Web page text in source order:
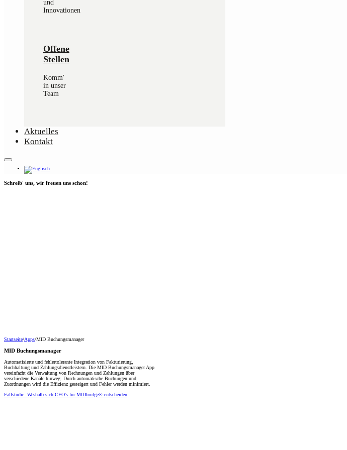
und
Innovationen
Offene
Stellen
Komm'
in unser
Team
Aktuelles
Kontakt
Schreib' uns, wir freuen uns schon!
Startseite/Apps/MID Buchungs­manager
MID Buchungs­manager
Automatisierte und fehlertolerante Integration von Fakturierung,
Buchhaltung und Zahlungsdienstleistern. Die MID Buchungsmanager App
vereinfacht die Verwaltung von Rechnungen und Zahlungen über
verschiedene Kanäle hinweg. Durch automatische Buchungen und
Zuordnungen wird die Effizienz gesteigert und Fehler werden minimiert.
Fallstudie: Weshalb sich CFO's für MIDbridge® entscheiden